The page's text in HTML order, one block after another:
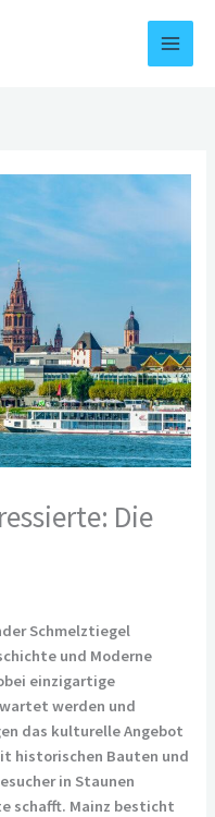
Die
Schmelztiegel
und Moderne
einzigartige
werden und
das kulturelle Angebot
historischen Bauten und
in Staunen
schafft. Mainz besticht